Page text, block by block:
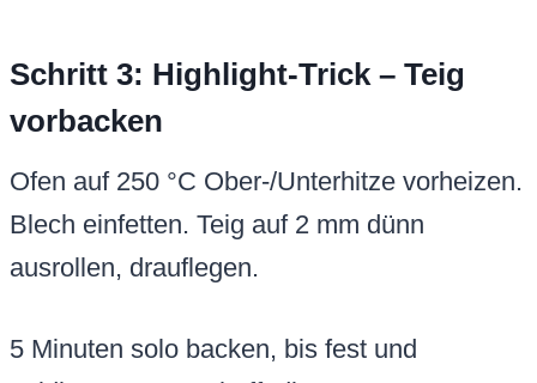
Schritt 3: Highlight-Trick – Teig
vorbacken
Ofen auf 250 °C Ober-/Unterhitze vorheizen.
Blech einfetten. Teig auf 2 mm dünn
ausrollen, drauflegen.
5 Minuten solo backen, bis fest und